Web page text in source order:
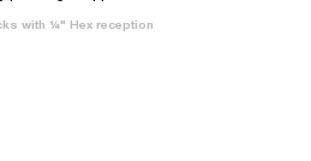
with ¼" Hex reception